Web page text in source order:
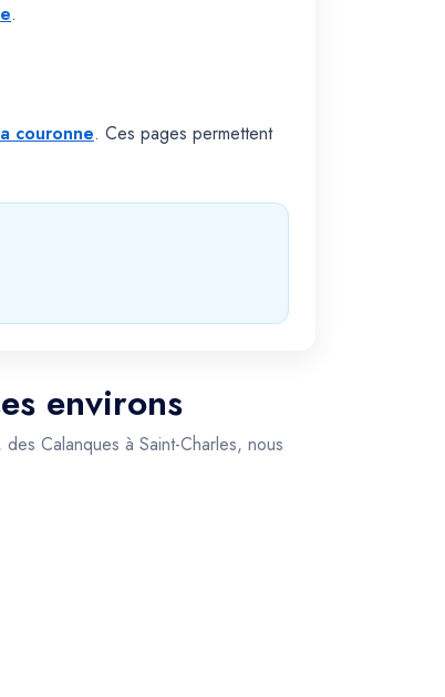
.
couronne. Ces pages permettent
environs
Calanques à Saint-Charles, nous